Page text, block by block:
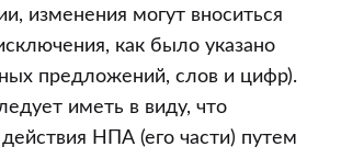
изменения могут вноситься
как было указано
предложений, слов и цифр).
иметь в виду, что
НПА (его части) путем